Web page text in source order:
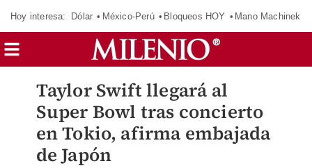
Hoy interesa: Dólar México-Perú Bloqueos HOY Mano Machinek
Taylor Swift llegará al
Super Bowl tras concierto
en Tokio, afirma embajada
de Japón